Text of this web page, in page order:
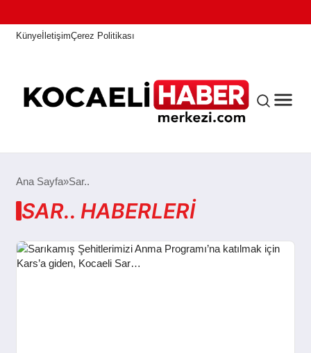
KünyeİletişimÇerez Politikası
ANASAYFA
Ana Sayfa Sar..
SAR.. HABERLERI